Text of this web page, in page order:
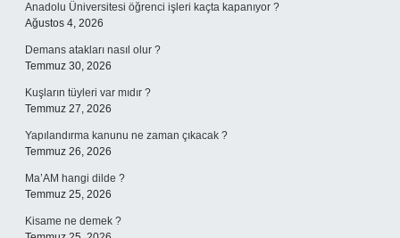
Anadolu Üniversitesi öğrenci işleri kaçta kapanıyor ?
Ağustos 4, 2026
Demans atakları nasıl olur ?
Temmuz 30, 2026
Kuşların tüyleri var mıdır ?
Temmuz 27, 2026
Yapılandırma kanunu ne zaman çıkacak ?
Temmuz 26, 2026
Ma’AM hangi dilde ?
Temmuz 25, 2026
Kisame ne demek ?